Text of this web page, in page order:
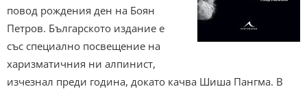
повод рождения ден на Боян
Петров. Българското издание е
със специално посвещение на
харизматичния ни алпинист,
изчезнал преди година, докато качва Шиша Пангма. В